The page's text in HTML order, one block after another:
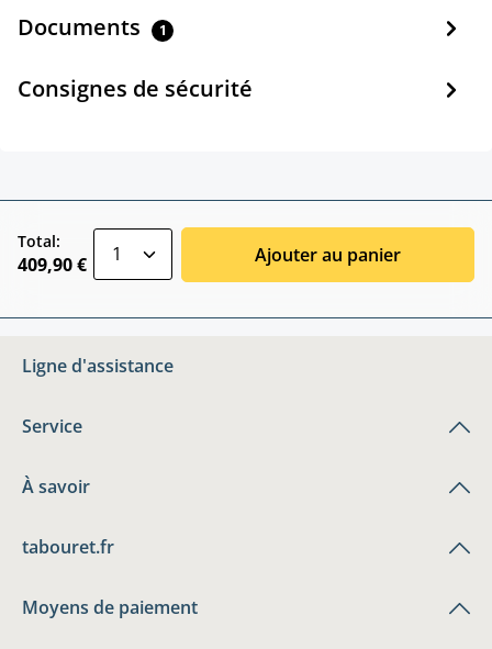
Documents 1
Consignes de sécurité
Total:
409,90 € Ajouter au panier
Ligne d'assistance
Service
À savoir
tabouret.fr
Moyens de paiement